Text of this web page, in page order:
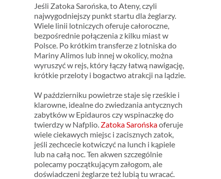
Jeśli Zatoka Sarońska, to Ateny, czyli
najwygodniejszy punkt startu dla żeglarzy.
Wiele linii lotniczych oferuje całoroczne,
bezpośrednie połączenia z kilku miast w
Polsce. Po krótkim transferze z lotniska do
Mariny Alimos lub innej w okolicy, można
wyruszyć w rejs, który łączy łatwą nawigację,
krótkie przeloty i bogactwo atrakcji na lądzie.
W październiku powietrze staje się rześkie i
klarowne, idealne do zwiedzania antycznych
zabytków w Epidauros czy wspinaczkę do
twierdzy w Nafplio. Zatoka Sarońskaoferuje
wiele ciekawych miejsc i zacisznych zatok,
jeśli zechcecie kotwiczyć na lunch i kąpiele
lub na całą noc. Ten akwen szczególnie
polecamy początkującym załogom, ale
doświadczeni żeglarze też lubią tu wracać.